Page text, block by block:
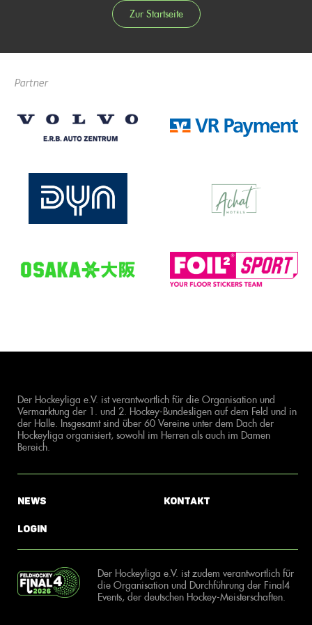
Zur Startseite
Partner
Der Hockeyliga e.V. ist verantwortlich für die Organisation und
Vermarktung der 1. und 2. Hockey-Bundesligen auf dem Feld und in
der Halle. Insgesamt sind über 60 Vereine unter dem Dach der
Hockeyliga organisiert, sowohl im Herren als auch im Damen
Bereich.
News
Login
Kontakt
Der Hockeyliga e.V. ist zudem verantwortlich für
die Organisation und Durchführung der Final4
Events, der deutschen Hockey-Meisterschaften.